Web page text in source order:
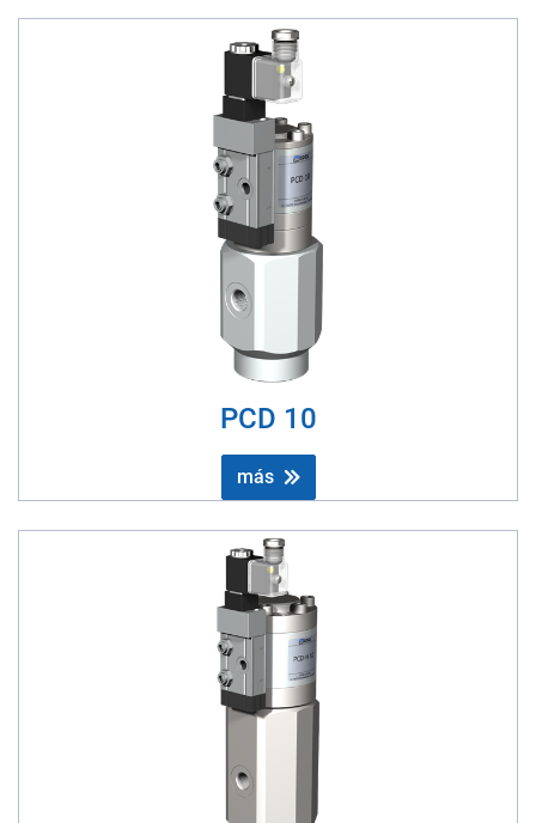
PCD 10
más